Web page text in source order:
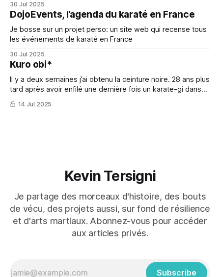
30 Jul 2025
DojoEvents, l’agenda du karaté en France
Je bosse sur un projet perso: un site web qui recense tous
les événements de karaté en France
30 Jul 2025
Kuro obi*
Il y a deux semaines j’ai obtenu la ceinture noire. 28 ans plus
tard après avoir enfilé une dernière fois un karate-gi dans
ma vie d’ado.
14 Jul 2025
Kevin Tersigni
Je partage des morceaux d'histoire, des bouts
de vécu, des projets aussi, sur fond de résilience
et d'arts martiaux. Abonnez-vous pour accéder
aux articles privés.
Subscribe